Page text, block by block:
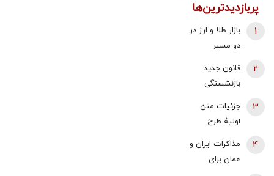
پربازدیدترین‌ها
بازار طلا و ارز در
دو مسیر
عقب نشست،
اونس جهانی
بالا رفتند |
سیگنال‌های
1
قانون جدید
بازنشستگی
کنند
2
جزئیات متن
اولیۀ طرح
3
مذاکرات ایران و
عمان برای
4